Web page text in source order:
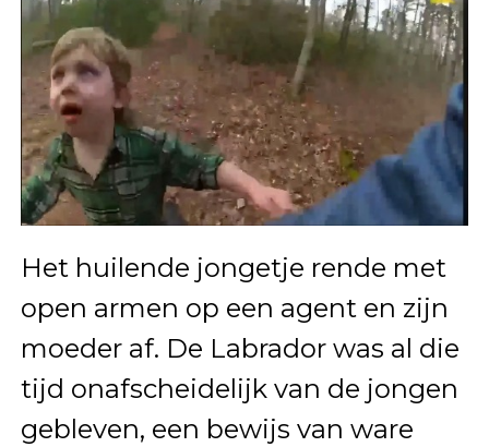
Het huilende jongetje rende met
open armen op een agent en zijn
moeder af. De Labrador was al die
tijd onafscheidelijk van de jongen
gebleven, een bewijs van ware